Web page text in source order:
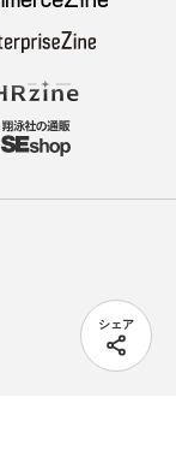
シェア